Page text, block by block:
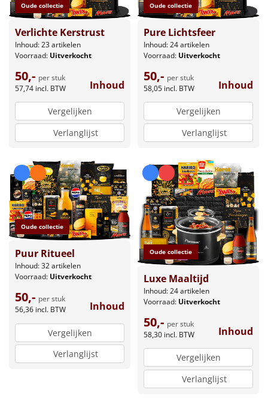
Oude collectie
Verlichte Kerstrust
Inhoud: 23 artikelen
Voorraad: Uitverkocht
50,- per stuk
57,74 incl. BTW Inhoud
Vergelijken
Verlanglijst
Oude collectie
Pure Lichtsfeer
Inhoud: 24 artikelen
Voorraad: Uitverkocht
50,- per stuk
58,05 incl. BTW Inhoud
Vergelijken
Verlanglijst
Oude collectie
Puur Ritueel
Inhoud: 32 artikelen
Voorraad: Uitverkocht
50,- per stuk
56,36 incl. BTW Inhoud
Vergelijken
Verlanglijst
Oude collectie
Luxe Maaltijd
Inhoud: 24 artikelen
Voorraad: Uitverkocht
50,- per stuk
58,30 incl. BTW Inhoud
Vergelijken
Verlanglijst